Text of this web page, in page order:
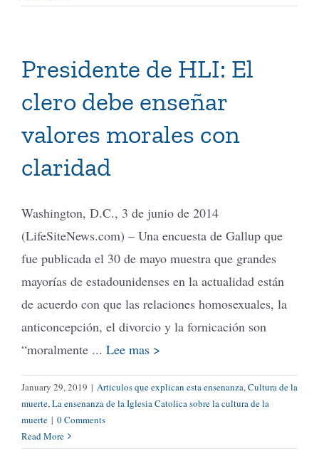
Presidente de HLI: El
clero debe enseñar
valores morales con
claridad
Washington, D.C., 3 de junio de 2014
(LifeSiteNews.com) – Una encuesta de Gallup que
fue publicada el 30 de mayo muestra que grandes
mayorías de estadounidenses en la actualidad están
de acuerdo con que las relaciones homosexuales, la
anticoncepción, el divorcio y la fornicación son
“moralmente ... Lee mas >
January 29, 2019 | Articulos que explican esta ensenanza, Cultura de la
muerte, La ensenanza de la Iglesia Catolica sobre la cultura de la
muerte | 0 Comments
Read More